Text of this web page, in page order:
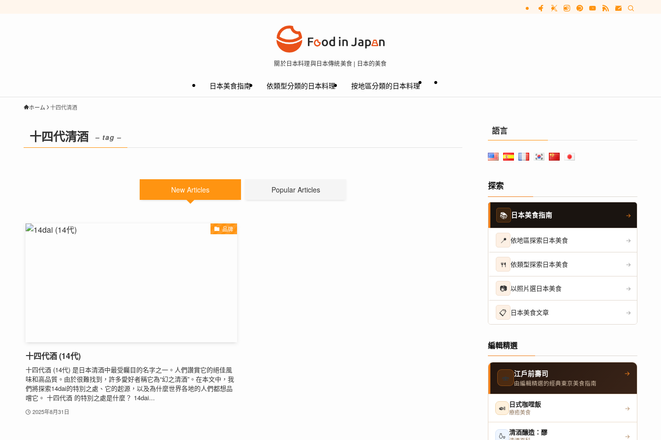
關於日本料理與日本傳統美食 | 日本的美食
日本美食指南 依類型分類的日本料理 按地區分類的日本料理
ホーム 十四代清酒
十四代清酒 – tag –
New Articles Popular Articles
品牌
十四代酒 (14代)
十四代酒 (14代) 是日本清酒中最受矚目的名字之一。人們讚賞它的絕佳風
味和高品質。由於很難找到，許多愛好者稱它為“幻之清酒”。在本文中，我
們將探索14dai的特別之處、它的起源，以及為什麼世界各地的人們都想品
嚐它。 十四代酒 的特別之處是什麼？ 14dai...
2025年8月31日
語言
探索
📚 日本美食指南 →
📍 依地區探索日本美食 →
🍴 依類型探索日本美食 →
📷 以照片選日本美食 →
📋 日本美食文章 →
編輯精選
🍣 江戶前壽司
由編輯精選的經典東京美食指南
→
🍛 日式咖哩飯
療癒美食
→
🍶 清酒釀造：醪 →